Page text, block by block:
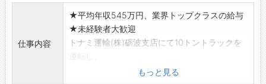
仕事内容
★平均年収545万円、業界トップクラスの給与
★未経験者大歓迎
トナミ運輸(株)砺波支店にて10トントラックを
トナミ運輸の事業所間の長距離輸送をお願い致
もっと見る